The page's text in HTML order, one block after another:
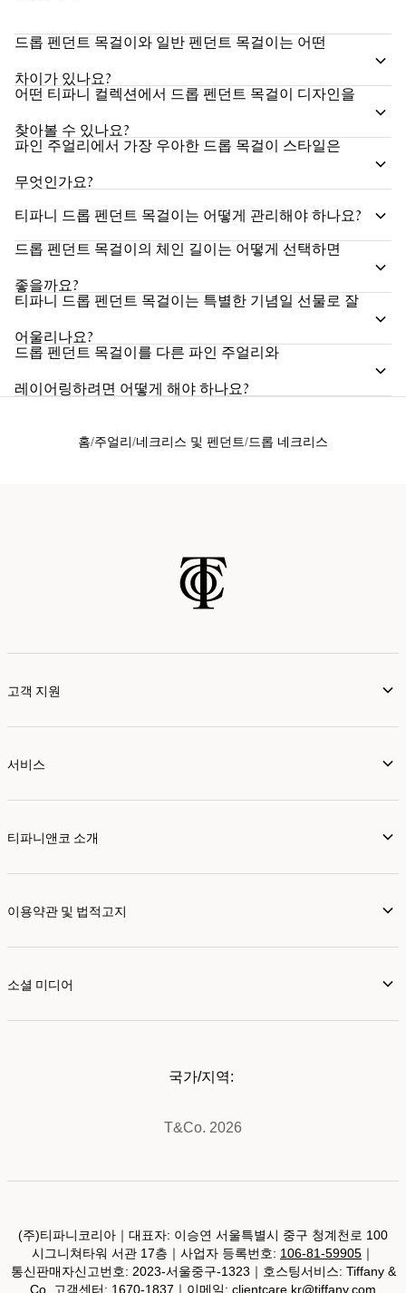
드롭 펜던트 목걸이와 일반 펜던트 목걸이는 어떤
차이가 있나요?
어떤 티파니 컬렉션에서 드롭 펜던트 목걸이 디자인을
찾아볼 수 있나요?
파인 주얼리에서 가장 우아한 드롭 목걸이 스타일은
무엇인가요?
티파니 드롭 펜던트 목걸이는 어떻게 관리해야 하나요?
드롭 펜던트 목걸이의 체인 길이는 어떻게 선택하면
좋을까요?
티파니 드롭 펜던트 목걸이는 특별한 기념일 선물로 잘
어울리나요?
드롭 펜던트 목걸이를 다른 파인 주얼리와
레이어링하려면 어떻게 해야 하나요?
홈 주얼리 네크리스 및 펜던트 드롭 네크리스
고객 지원
서비스
티파니앤코 소개
이용약관 및 법적고지
소셜 미디어
T&Co. 2026
국가/지역:
(주)티파니코리아｜대표자: 이승연 서울특별시 중구 청계천로 100
시그니쳐타워 서관 17층｜사업자 등록번호: 106-81-59905 ｜
통신판매자신고번호: 2023-서울중구-1323｜호스팅서비스: Tiffany &
Co. 고객센터: 1670-1837｜이메일: clientcare.kr@tiffany.com